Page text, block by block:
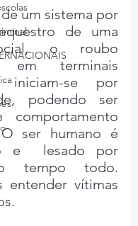
um sistema por
de uma
o roubo
em terminais
iniciam-se por
podendo ser
comportamento
ser humano é
e  lesado por
tempo todo.
entender vítimas